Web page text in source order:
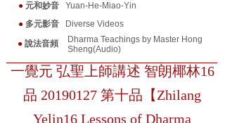
● 元和妙音 Yuan-He-Miao-Yin
● 多元影音
Diverse Videos
Dharma Teachings by Master Hong
Sheng(Audio)
● 說法音頻
一覺元 弘聖上師講述 智朗椰林16
品 20190127 第十品【Zhilang
Yelin16 Lessons of Dharma